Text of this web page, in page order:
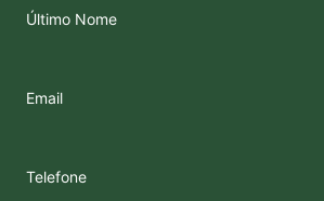
Último Nome
Email
Telefone